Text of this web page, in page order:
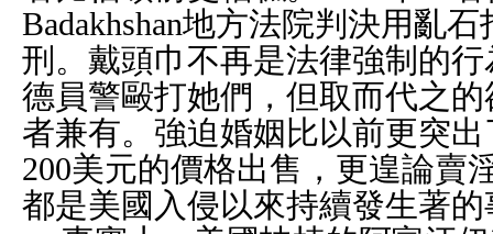
Badakhshan地方法院判決用亂
刑。戴頭巾不再是法律強制的
德員警毆打她們，但取而代之
者兼有。強迫婚姻比以前更突
200美元的價格出售，更遑論賣
都是美國入侵以來持續發生著的